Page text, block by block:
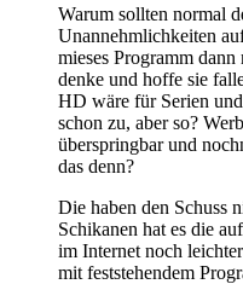
Warum sollten normal
Unannehmlichkeiten
mieses Programm
denke und hoffe sie
HD wäre für Serien
schon zu, aber so?
überspringbar und
das denn?
Die haben den Schuss
Schikanen hat es die
im Internet noch
mit feststehendem